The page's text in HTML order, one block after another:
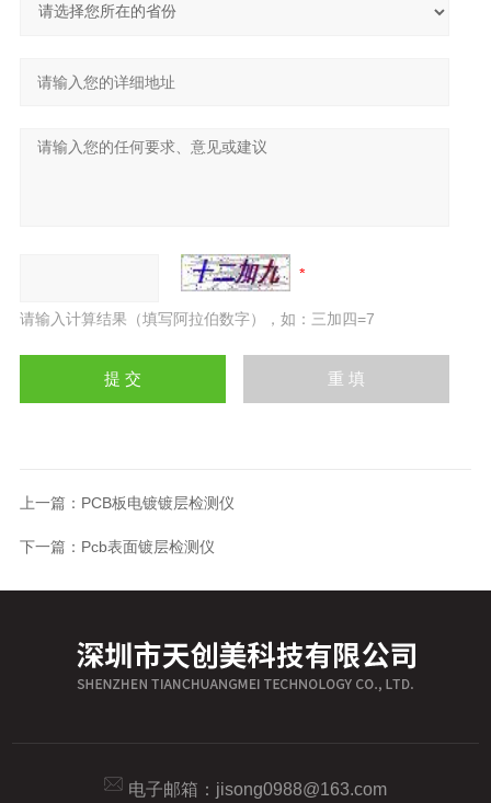
请输入计算结果（填写阿拉伯数字），如：三加四=7
上一篇： PCB板电镀镀层检测仪
下一篇： Pcb表面镀层检测仪
电子邮箱： jisong0988@163.com